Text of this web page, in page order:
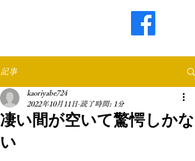
記事
凄い間が空いて驚愕しかな
い
kaoriyabe724
2022年10月11日 読了時間: 1分